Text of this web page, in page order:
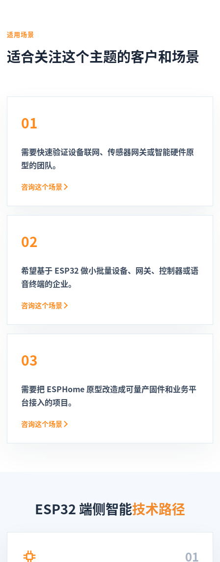
适用场景
适合关注这个主题的客户和场景
01
需要快速验证设备联网、传感器网关或智能硬件原
型的团队。
咨询这个场景
02
希望基于 ESP32 做小批量设备、网关、控制器或语
音终端的企业。
咨询这个场景
03
需要把 ESPHome 原型改造成可量产固件和业务平
台接入的项目。
咨询这个场景
ESP32 端侧智能技术路径
01